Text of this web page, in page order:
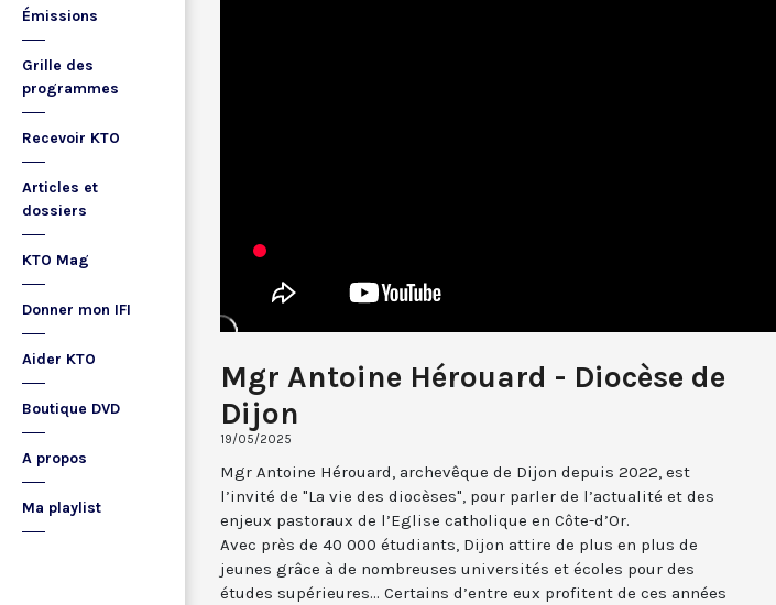
Émissions
Grille des
programmes
Recevoir KTO
Articles et
dossiers
KTO Mag
Donner mon IFI
Aider KTO
Boutique DVD
A propos
Ma playlist
Mgr Antoine Hérouard - Diocèse de
Dijon
19/05/2025
Mgr Antoine Hérouard, archevêque de Dijon depuis 2022, est
l’invité de "La vie des diocèses", pour parler de l’actualité et des
enjeux pastoraux de l’Eglise catholique en Côte-d’Or.
Avec près de 40 000 étudiants, Dijon attire de plus en plus de
jeunes grâce à de nombreuses universités et écoles pour des
études supérieures... Certains d’entre eux profitent de ces années